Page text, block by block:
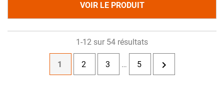
VOIR LE PRODUIT
1-12 sur 54 résultats
1 2 3 … 5 